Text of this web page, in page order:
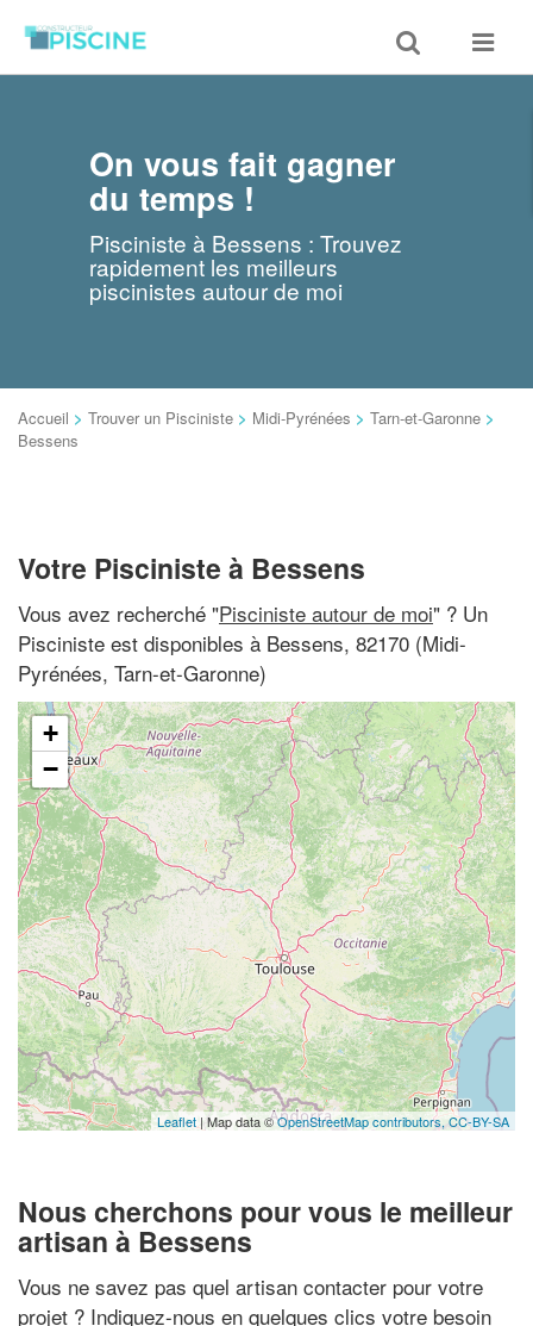
Toggle
search
Toggle
On vous fait gagner
du temps !
Pisciniste à Bessens : Trouvez
rapidement les meilleurs
piscinistes autour de moi
Accueil > Trouver un Pisciniste > Midi-Pyrénées > Tarn-et-Garonne >
Bessens
Votre Pisciniste à Bessens
Vous avez recherché "Pisciniste autour de moi" ? Un
Pisciniste est disponibles à Bessens, 82170 (Midi-
Pyrénées, Tarn-et-Garonne)
+
−
Leaflet | Map data ©OpenStreetMap contributors,CC-BY-SA
Nous cherchons pour vous le meilleur
artisan à Bessens
Vous ne savez pas quel artisan contacter pour votre
projet ? Indiquez-nous en quelques clics votre besoin